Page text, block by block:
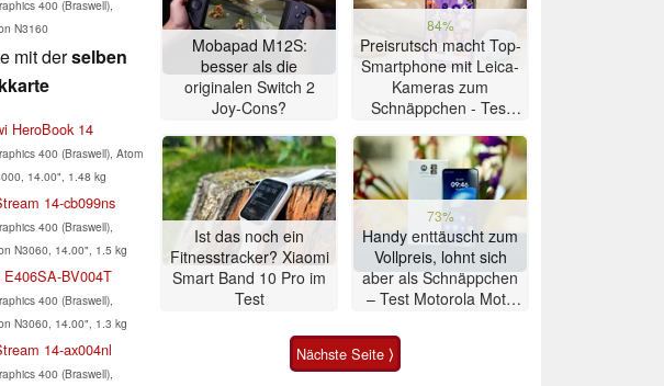
400 (Braswell),
N3160
mit derselben
HeroBook 14
400 (Braswell), Atom
14.00", 1.48 kg
14-cb099ns
400 (Braswell),
N3060, 14.00", 1.5 kg
E406SA-BV004T
400 (Braswell),
N3060, 14.00", 1.3 kg
14-ax004nl
400 (Braswell),
Mobapad M12S:
besser als die
originalen Switch 2
Joy-Cons?
84%
Preisrutsch macht Top-
Smartphone mit Leica-
Kameras zum
Schnäppchen - Test
Ist das noch ein
Fitnesstracker? Xiaomi
Smart Band 10 Pro im
Test
73%
Handy enttäuscht zum
Vollpreis, lohnt sich
aber als Schnäppchen
– Test Motorola Moto
Nächste Seite ⟩